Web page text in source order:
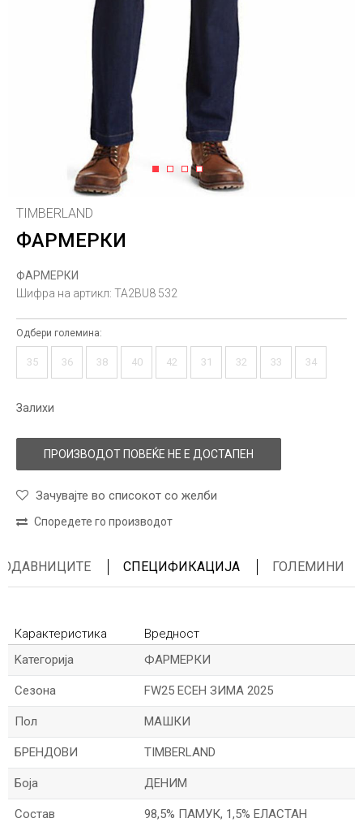
1 2 3 4
TIMBERLAND
ФАРМЕРКИ
ФАРМЕРКИ
Шифра на артикл: TA2BU8 532
Одбери големина:
35 36 38 40 42 31 32 33 34
Залихи
ПРОИЗВОДОТ ПОВЕЌЕ НЕ Е ДОСТАПЕН
Зачувајте во списокот со желби
Споредете го производот
СПЕЦИФИКАЦИЈА ГОЛЕМИНИ
Карактеристика
Вредност
Kатегорија
ФАРМЕРКИ
Сезона FW25 ЕСЕН ЗИМА 2025
Пол МАШКИ
БРЕНДОВИ TIMBERLAND
Боја ДЕНИМ
Состав 98,5% ПАМУК, 1,5% ЕЛАСТАН